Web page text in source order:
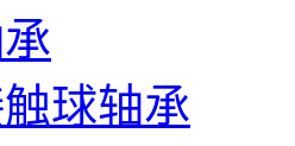
球轴承